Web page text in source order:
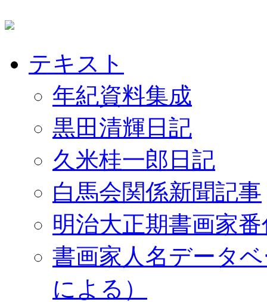
テキスト
年紀資料集成
黒田清輝日記
久米桂一郎日記
白馬会関係新聞記事
明治大正期書画家
書画家人名データ
による）